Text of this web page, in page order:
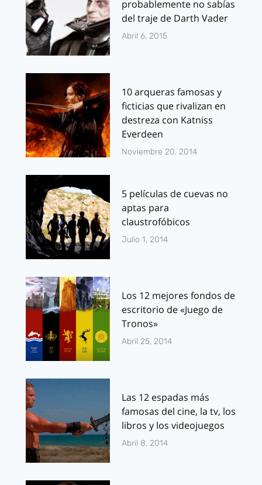
probablemente no sabías
del traje de Darth Vader
Abril 6, 2015
10 arqueras famosas y
ficticias que rivalizan en
destreza con Katniss
Everdeen
Noviembre 20, 2014
5 películas de cuevas no
aptas para
claustrofóbicos
Julio 1, 2014
Los 12 mejores fondos de
escritorio de «Juego de
Tronos»
Abril 25, 2014
Las 12 espadas más
famosas del cine, la tv, los
libros y los videojuegos
Abril 8, 2014